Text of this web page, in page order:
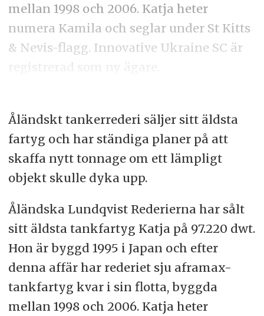
mellan 1998 och 2006. Katja heter
numera Kamila och seglar under St Kitts
& Nevis-flagg. Innovative Ukraine SC är
registrerad som ny ägare.
Åländskt tankerrederi säljer sitt äldsta
fartyg och har ständiga planer på att
skaffa nytt tonnage om ett lämpligt
objekt skulle dyka upp.
Åländska Lundqvist Rederierna har sålt
sitt äldsta tankfartyg Katja på 97.220 dwt.
Hon är byggd 1995 i Japan och efter
denna affär har rederiet sju aframax-
tankfartyg kvar i sin flotta, byggda
mellan 1998 och 2006. Katja heter